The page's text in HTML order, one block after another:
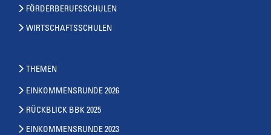
FÖRDERBERUFSSCHULEN
WIRTSCHAFTSSCHULEN
THEMEN
EINKOMMENSRUNDE 2026
RÜCKBLICK BBK 2025
EINKOMMENSRUNDE 2023